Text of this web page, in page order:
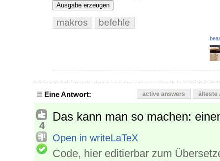
Ausgabe erzeugen
makros befehle
Eine Antwort: active answers älteste
4
Das kann man so machen:
Open in writeLaTeX
Code, hier editierbar zum